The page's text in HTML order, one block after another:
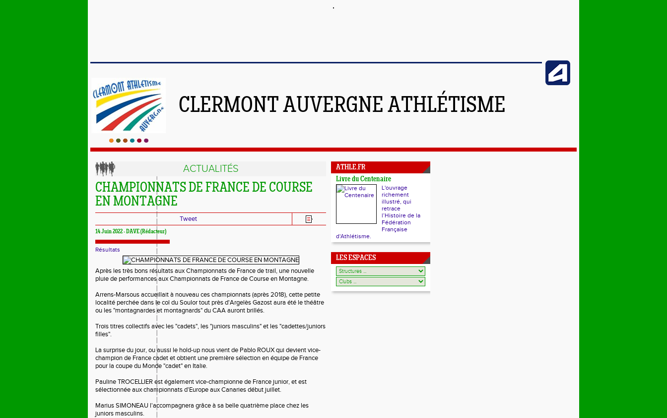
CLERMONT AUVERGNE ATHLÉTISME
ACTUALITÉS
CHAMPIONNATS DE FRANCE DE COURSE
EN MONTAGNE
Tweet
14 Juin 2022 - DAVE (Rédacteur)
Résultats
Après les très bons résultats aux Championnats de France de trail, une nouvelle
pluie de performances aux Championnats de France de Course en Montagne.
Arrens-Marsous accueillait à nouveau ces championnats (après 2018), cette petite
localité perchée dans le col du Soulor tout près d'Argelès Gazost aura été le théâtre
ou les "montagnardes et montagnards" du CAA auront brillés.
Trois titres collectifs avec les "cadets", les "juniors masculins" et les "cadettes/juniors
filles".
La surprise du jour, ou aussi le hold-up nous vient de Pablo ROUX qui devient vice-
champion de France cadet et obtient une première sélection en équipe de France
pour la coupe du Monde "cadet" en Italie.
Pauline TROCELLIER est également vice-championne de France junior, et est
sélectionnée aux championnats d'Europe aux Canaries début juillet.
Marius SIMONEAU l'accompagnera grâce à sa belle quatrième place chez les
juniors masculins.
ATHLE.FR
Livre du Centenaire
L'ouvrage
richement
illustré, qui
retrace
l’Histoire de la
Fédération
Française
d'Athlétisme.
LES ESPACES